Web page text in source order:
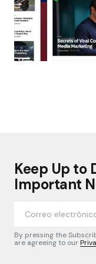
Keep Up to
Important
By pressing the
are agreeing to our